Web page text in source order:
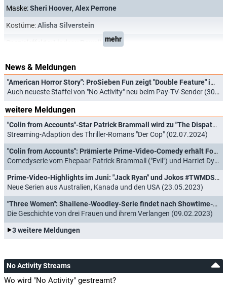
Maske:Sheri Hoover, Alex Perrone
Kostüme:Alisha Silverstein
mehr
News & Meldungen
"American Horror Story": ProSieben Fun zeigt "Double Feature" im Oktober
Auch neueste Staffel von "No Activity" neu beim Pay-TV-Sender (30.09.2021)
weitere Meldungen
"Colin from Accounts"-Star Patrick Brammall wird zu "The Dispatcher"
Streaming-Adaption des Thriller-Romans "Der Cop" (02.07.2024)
"Colin from Accounts": Prämierte Prime-Video-Comedy erhält Fortsetzung
Comedyserie vom Ehepaar Patrick Brammall ("Evil") und Harriet Dyer ("American Auto") (06.08.2023)
Prime-Video-Highlights im Juni: "Jack Ryan" und Jokos #TWMDS
Neue Serien aus Australien, Kanada und den USA (23.05.2023)
"Three Women": Shailene-Woodley-Serie findet nach Showtime-Rauswurf neue Heimat
Die Geschichte von drei Frauen und ihrem Verlangen (09.02.2023)
3 weitere Meldungen
No Activity Streams
Wo wird "No Activity" gestreamt?